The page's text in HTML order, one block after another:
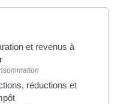
et revenus à
réductions et